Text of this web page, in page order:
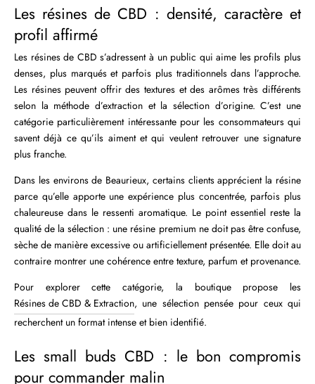
Les résines de CBD : densité, caractère et
profil affirmé
Les résines de CBD s’adressent à un public qui aime les profils plus
denses, plus marqués et parfois plus traditionnels dans l’approche.
Les résines peuvent offrir des textures et des arômes très différents
selon la méthode d’extraction et la sélection d’origine. C’est une
catégorie particulièrement intéressante pour les consommateurs qui
savent déjà ce qu’ils aiment et qui veulent retrouver une signature
plus franche.
Dans les environs de Beaurieux, certains clients apprécient la résine
parce qu’elle apporte une expérience plus concentrée, parfois plus
chaleureuse dans le ressenti aromatique. Le point essentiel reste la
qualité de la sélection : une résine premium ne doit pas être confuse,
sèche de manière excessive ou artificiellement présentée. Elle doit au
contraire montrer une cohérence entre texture, parfum et provenance.
Pour explorer cette catégorie, la boutique propose les
Résines de CBD & Extraction, une sélection pensée pour ceux qui
recherchent un format intense et bien identifié.
Les small buds CBD : le bon compromis
pour commander malin